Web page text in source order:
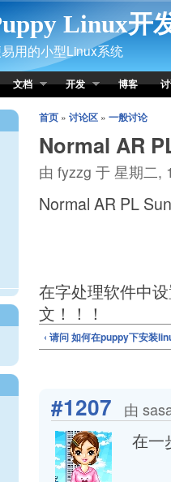
Linux开
用的小型Linux系统
文档 开发 博客
首页» 讨论区» 一般讨论
Normal AR
由 fyzzg 于 星期二,
Normal AR PL
在字处理软件中
文！！！
‹ 请问 如何在puppy下安装
#1207 由
在一